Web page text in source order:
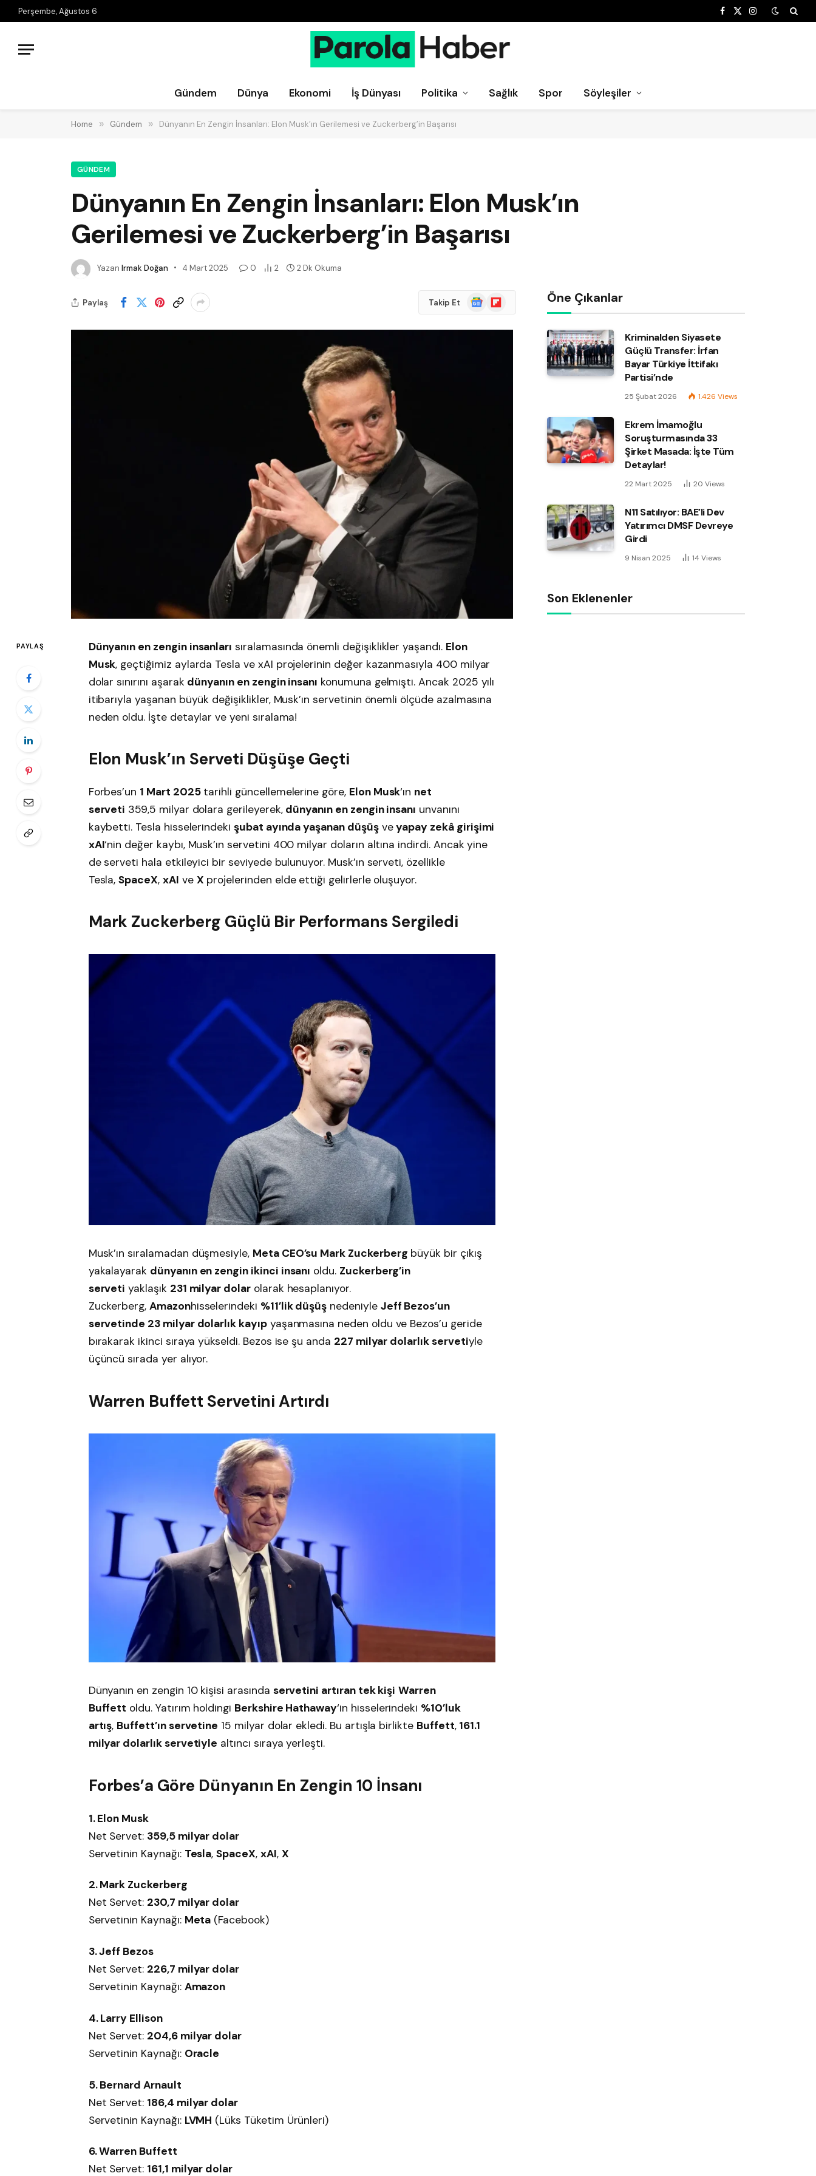
Perşembe, Ağustos 6 Facebook
X
Instagram
Gündem Dünya Ekonomi İş Dünyası Politika Sağlık Spor Söyleşiler
Home » Gündem » Dünyanın En Zengin İnsanları: Elon Musk’ın Gerilemesi ve Zuckerberg’in Başarısı
GÜNDEM
Dünyanın En Zengin İnsanları: Elon Musk’ın
Gerilemesi ve Zuckerberg’in Başarısı
Yazan Irmak Doğan 4 Mart 2025 0 2 2 Dk Okuma
Paylaş Takip Et
Google
News
Flipboard
PAYLAŞ Dünyanın en zengin insanları sıralamasında önemli değişiklikler yaşandı. Elon
Musk, geçtiğimiz aylarda Tesla ve xAI projelerinin değer kazanmasıyla 400 milyar
dolar sınırını aşarak dünyanın en zengin insanı konumuna gelmişti. Ancak 2025 yılı
itibarıyla yaşanan büyük değişiklikler, Musk’ın servetinin önemli ölçüde azalmasına
neden oldu. İşte detaylar ve yeni sıralama!
Elon Musk’ın Serveti Düşüşe Geçti
Forbes’un 1 Mart 2025tarihli güncellemelerine göre, Elon Musk‘ın net
serveti 359,5 milyar dolara gerileyerek, dünyanın en zengin insanı unvanını
kaybetti. Tesla hisselerindeki şubat ayında yaşanan düşüşveyapay zekâ girişimi
xAI‘nin değer kaybı, Musk’ın servetini 400 milyar doların altına indirdi. Ancak yine
de serveti hala etkileyici bir seviyede bulunuyor. Musk’ın serveti, özellikle
Tesla,SpaceX, xAI ve X projelerinden elde ettiği gelirlerle oluşuyor.
Mark Zuckerberg Güçlü Bir Performans Sergiledi
Musk’ın sıralamadan düşmesiyle, Meta CEO’su Mark Zuckerberg büyük bir çıkış
yakalayarak dünyanın en zengin ikinci insanı oldu. Zuckerberg’in
serveti yaklaşık 231 milyar dolarolarak hesaplanıyor.
Zuckerberg, Amazonhisselerindeki %11’lik düşüş nedeniyle Jeff Bezos’un
servetinde 23 milyar dolarlık kayıpyaşanmasına neden oldu ve Bezos’u geride
bırakarak ikinci sıraya yükseldi. Bezos ise şu anda 227 milyar dolarlık servetiyle
üçüncü sırada yer alıyor.
Warren Buffett Servetini Artırdı
Dünyanın en zengin 10 kişisi arasında servetini artıran tek kişi Warren
Buffett oldu. Yatırım holdingi Berkshire Hathaway‘in hisselerindeki %10’luk
artış, Buffett’ın servetine 15 milyar dolar ekledi. Bu artışla birlikte Buffett, 161.1
milyar dolarlık servetiyle altıncı sıraya yerleşti.
Forbes’a Göre Dünyanın En Zengin 10 İnsanı
1. Elon Musk
Net Servet: 359,5 milyar dolar
Servetinin Kaynağı: Tesla,SpaceX, xAI, X
2. Mark Zuckerberg
Net Servet: 230,7 milyar dolar
Servetinin Kaynağı: Meta (Facebook)
3. Jeff Bezos
Net Servet: 226,7 milyar dolar
Servetinin Kaynağı: Amazon
4. Larry Ellison
Net Servet: 204,6 milyar dolar
Servetinin Kaynağı: Oracle
5. Bernard Arnault
Net Servet: 186,4 milyar dolar
Servetinin Kaynağı: LVMH (Lüks Tüketim Ürünleri)
6. Warren Buffett
Net Servet: 161,1 milyar dolar
Öne Çıkanlar
Kriminalden Siyasete
Güçlü Transfer: İrfan
Bayar Türkiye İttifakı
Partisi’nde
25 Şubat 2026 1.426 Views
Ekrem İmamoğlu
Soruşturmasında 33
Şirket Masada: İşte Tüm
Detaylar!
22 Mart 2025 20 Views
N11 Satılıyor: BAE’li Dev
Yatırımcı DMSF Devreye
Girdi
9 Nisan 2025 14 Views
Son Eklenenler